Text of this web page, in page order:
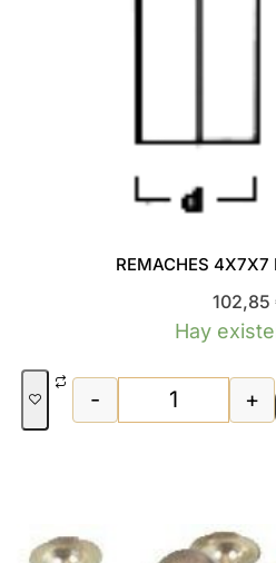
REMACHES 4X7X7
102,85
Hay
- +